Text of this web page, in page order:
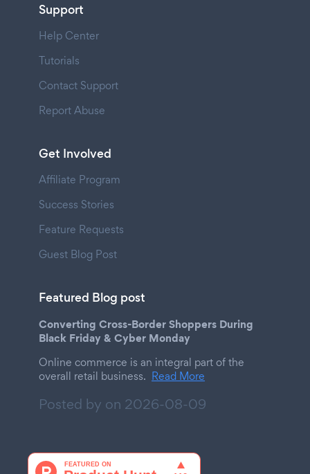
Support
Help Center
Tutorials
Contact Support
Report Abuse
Get Involved
Affiliate Program
Success Stories
Feature Requests
Guest Blog Post
Featured Blog post
Converting Cross-Border Shoppers During
Black Friday & Cyber Monday
Online commerce is an integral part of the
overall retail business. Read More
Posted by on 2026-08-09